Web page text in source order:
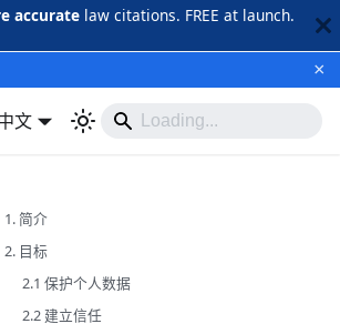
accuratelaw citations. FREE at launch.
×
文
1. 简介
2. 目标
2.1 保护个人数据
2.2 建立信任